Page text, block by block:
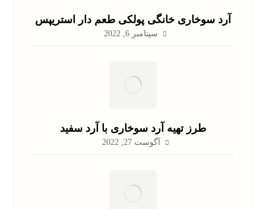
آرد سوخاری خانگی پولکی طعم دار استریپس
سپتامبر 6, 2022
طرز تهیه آرد سوخاری با آرد سفید
آگوست 27, 2022